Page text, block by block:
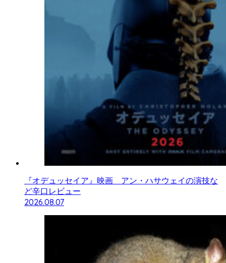
『オデュッセイア』映画 アン・ハサウェイの演技な
ど辛口レビュー
2026.08.07